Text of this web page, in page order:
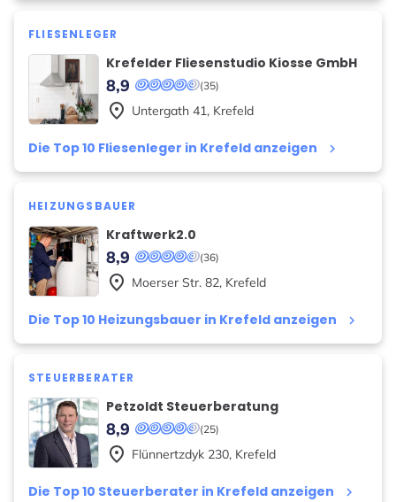
FLIESENLEGER
Krefelder Fliesenstudio Kiosse GmbH
(35)
8,9
Die Top 10 Fliesenleger in Krefeld anzeigen keyboard_arrow_right
place Untergath 41, Krefeld
HEIZUNGSBAUER
Kraftwerk2.0
(36)
8,9
Die Top 10 Heizungsbauer in Krefeld anzeigen keyboard_arrow_right
place Moerser Str. 82, Krefeld
STEUERBERATER
Petzoldt Steuerberatung
(25)
8,9
Die Top 10 Steuerberater in Krefeld anzeigen keyboard_arrow_right
place Flünnertzdyk 230, Krefeld